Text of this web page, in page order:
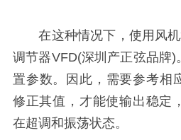
在这种情况下，使用风机
调节器VFD(深圳产正弦品牌
置参数。因此，需要参考相
修正其值，才能使输出稳定
在超调和振荡状态。